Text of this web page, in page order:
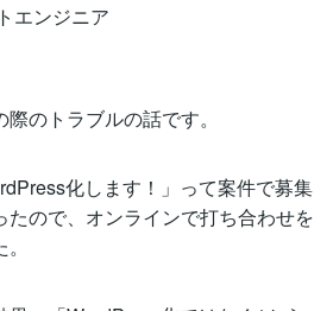
エンジニア
のトラブルの話です。
化します！」って案件で募集
たので、オンラインで打ち合わせを